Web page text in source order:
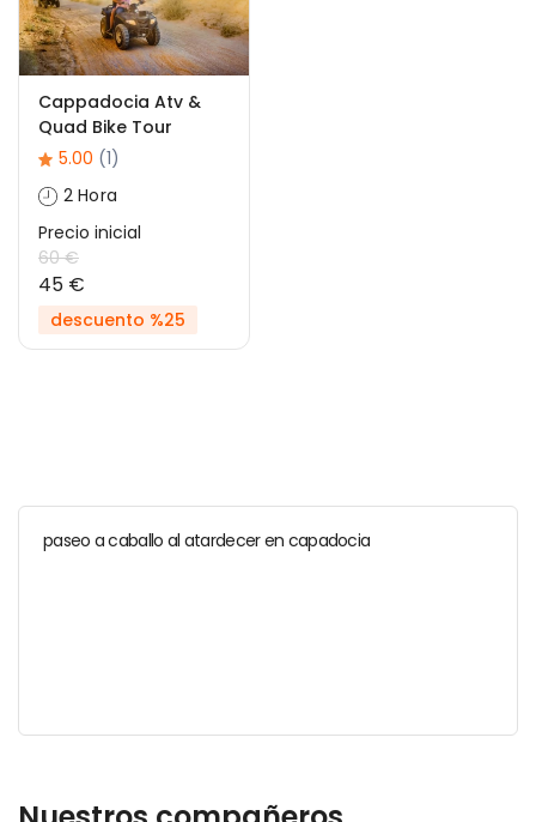
Cappadocia Atv &
Quad Bike Tour
5.00 (1)
2 Hora
Precio inicial
60 €
45 €
descuento %25
paseo a caballo al atardecer en capadocia